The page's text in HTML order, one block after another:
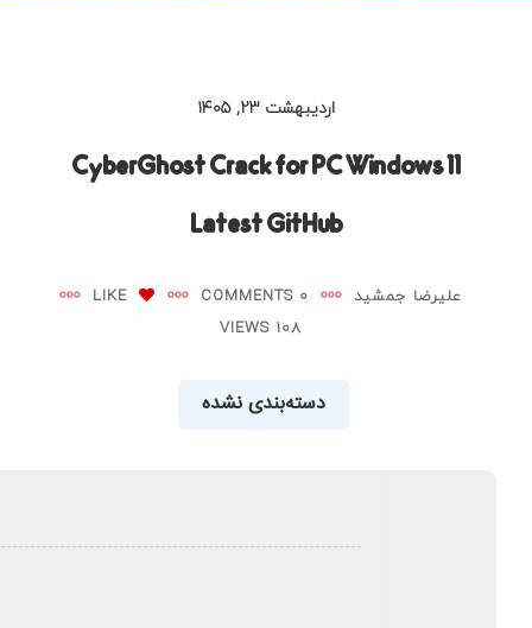
اردیبهشت ۲۳, ۱۴۰۵
CyberGhost Crack for PC Windows 11
Latest GitHub
علیرضا جمشید 0 COMMENTS
LIKE
108 VIEWS
دسته‌بندی نشده